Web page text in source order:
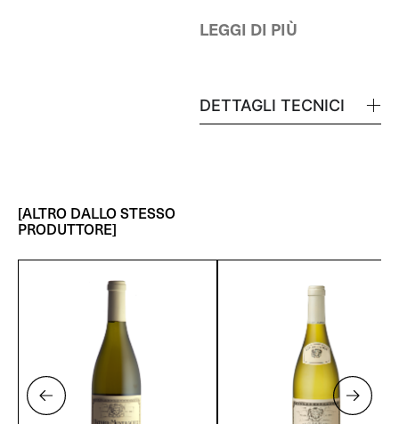
LEGGI DI PIÙ
DETTAGLI TECNICI
[ALTRO DALLO STESSO
PRODUTTORE]